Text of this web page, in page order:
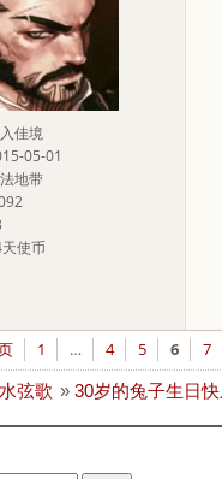
佳境
05-01
地带
使币
1 … 4 5 6 7
弦歌 » 30岁的兔子生日